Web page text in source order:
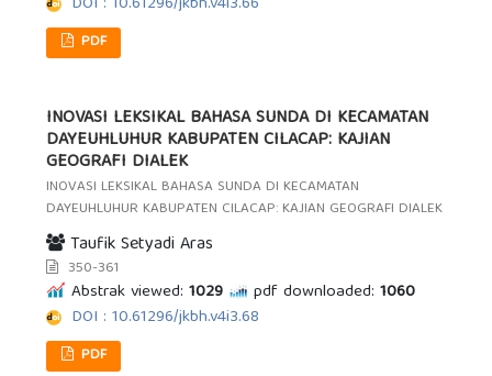
PDF
INOVASI LEKSIKAL BAHASA SUNDA DI KECAMATAN
DAYEUHLUHUR KABUPATEN CILACAP: KAJIAN
GEOGRAFI DIALEK
INOVASI LEKSIKAL BAHASA SUNDA DI KECAMATAN
DAYEUHLUHUR KABUPATEN CILACAP: KAJIAN GEOGRAFI DIALEK
Taufik Setyadi Aras
350-361
Abstrak viewed: 1029 pdf downloaded: 1060
DOI : 10.61296/jkbh.v4i3.68
PDF